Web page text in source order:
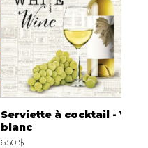
Serviette à cocktail - Vin
blanc
6.50 $